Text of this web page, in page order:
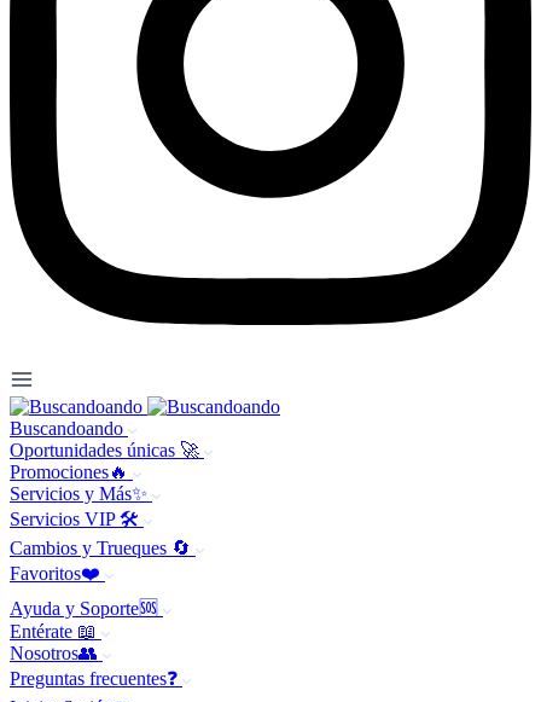
Buscandoando
Oportunidades únicas 🚀
Promociones🔥
Servicios y Más✨
Servicios VIP 🛠️
Cambios y Trueques 🔄
Favoritos❤️
Ayuda y Soporte🆘
Entérate 📖
Nosotros👥
Preguntas frecuentes❓